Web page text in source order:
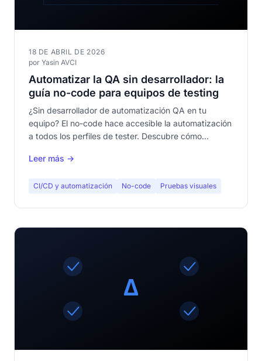
18 DE ABRIL DE 2026
por Yasin AVCI
Automatizar la QA sin desarrollador: la
guía no-code para equipos de testing
¿Sin desarrollador de automatización QA en tu
equipo? El no-code hace accesible la automatización
a todos los perfiles de tester. Descubre cómo
línea de código.
Leer más →
CI/CD y automatización No-code Pruebas visuales